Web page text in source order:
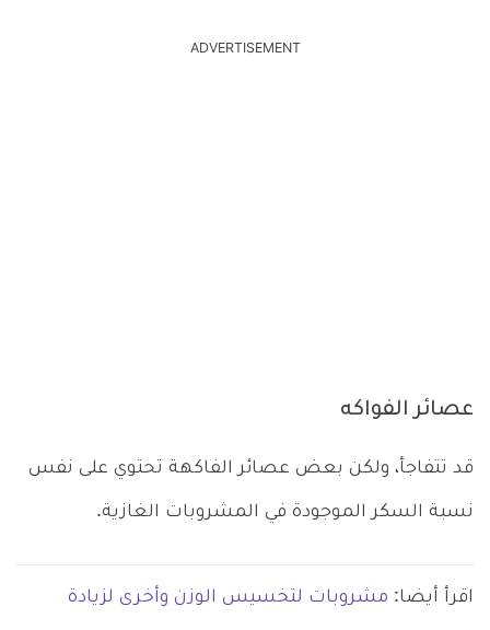
ADVERTISEMENT
عصائر الفواكه
قد تتفاجأ، ولكن بعض عصائر الفاكهة تحتوي على نفس
نسبة السكر الموجودة في المشروبات الغازية.
اقرأ أيضا: مشروبات لتخسيس الوزن وأخرى لزيادة